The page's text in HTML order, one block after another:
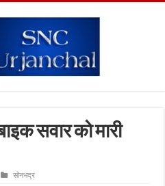
सवार को मारी
सोनभद्र